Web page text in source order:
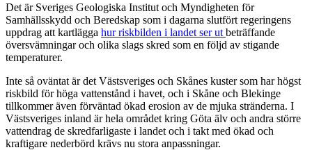
Det är Sveriges Geologiska Institut och Myndigheten för
Samhällsskydd och Beredskap som i dagarna slutfört regeringens
uppdrag att kartlägga hur riskbilden i landet ser ut beträffande
översvämningar och olika slags skred som en följd av stigande
temperaturer.
Inte så oväntat är det Västsveriges och Skånes kuster som har högst
riskbild för höga vattenstånd i havet, och i Skåne och Blekinge
tillkommer även förväntad ökad erosion av de mjuka stränderna. I
Västsveriges inland är hela området kring Göta älv och andra större
vattendrag de skredfarligaste i landet och i takt med ökad och
kraftigare nederbörd krävs nu stora anpassningar.